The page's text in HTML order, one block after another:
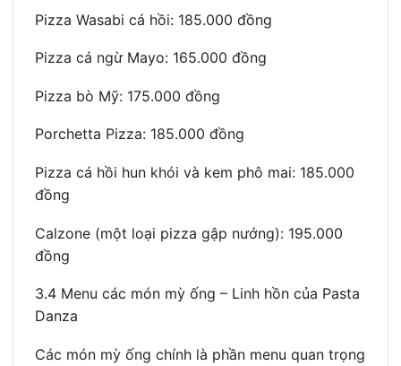
Pizza Wasabi cá hồi: 185.000 đồng
Pizza cá ngừ Mayo: 165.000 đồng
Pizza bò Mỹ: 175.000 đồng
Porchetta Pizza: 185.000 đồng
Pizza cá hồi hun khói và kem phô mai: 185.000
đồng
Calzone (một loại pizza gập nướng): 195.000
đồng
3.4 Menu các món mỳ ống – Linh hồn của Pasta
Danza
Các món mỳ ống chính là phần menu quan trọng